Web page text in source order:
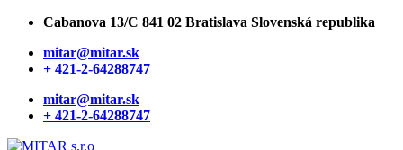
Cabanova 13/C 841 02 Bratislava Slovenská republika
mitar@mitar.sk
+ 421-2-64288747
mitar@mitar.sk
+ 421-2-64288747